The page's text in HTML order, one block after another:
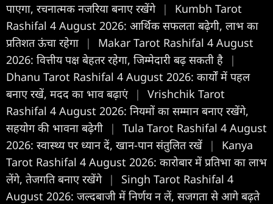
पाएगा, रचनात्मक नजरिया बनाए रखेंगे |
Kumbh Tarot
Rashifal 4 August 2026: आर्थिक सफलता बढ़ेगी, लाभ का
प्रतिशत ऊंचा रहेगा
|
Makar Tarot Rashifal 4 August
2026: वित्तीय पक्ष बेहतर रहेगा, जिम्मेदारी बढ़ सकती है
|
Dhanu Tarot Rashifal 4 August 2026: कार्यों में पहल
बनाए रखें, मदद का भाव बढ़ाएं |
Vrishchik Tarot
Rashifal 4 August 2026: नियमों का सम्मान बनाए रखेंगे,
सहयोग की भावना बढ़ेगी
|
Tula Tarot Rashifal 4 August
2026: स्वास्थ्य पर ध्यान दें, खान-पान संतुलित रखें
|
Kanya
Tarot Rashifal 4 August 2026: कारोबार में प्रतिभा का लाभ
लेंगे, तेजगति बनाए रखेंगे |
Singh Tarot Rashifal 4
August 2026: जल्दबाजी में निर्णय न लें, सजगता से आगे बढ़ते